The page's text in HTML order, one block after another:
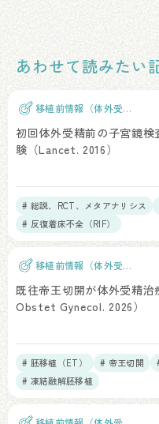
あわせて読みたい
移植前情報（体外受
初回体外受精前の子宮鏡
験（Lancet. 2016）
# 総説、RCT、メタアナリシス
# 反復着床不全（RIF）
移植前情報（体外受
既往帝王切開が体外受精
Obstet Gynecol. 2026）
# 胚移植（ET） # 帝王切開
# 凍結融解胚移植